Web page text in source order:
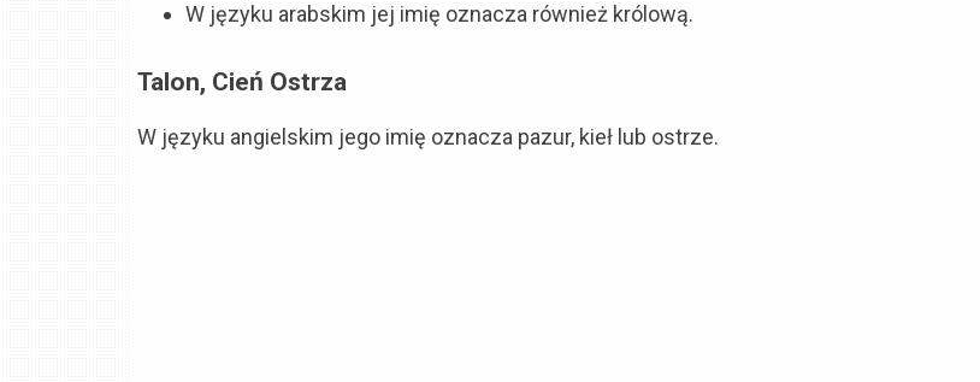
W języku arabskim jej imię oznacza również królową.
Talon, Cień Ostrza
W języku angielskim jego imię oznacza pazur, kieł lub ostrze.